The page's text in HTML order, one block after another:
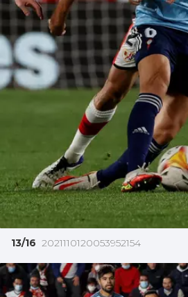
13/16 2021110120053952154